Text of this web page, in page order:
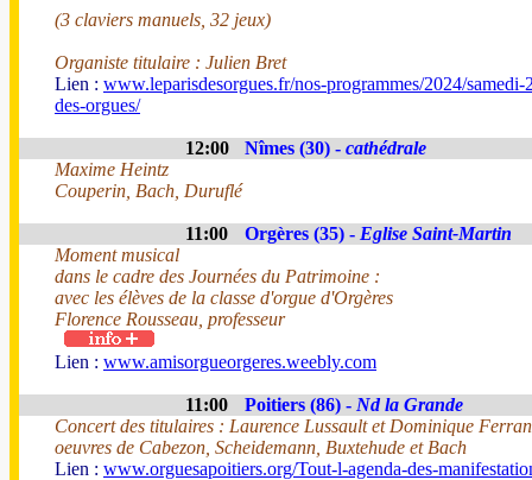
(3 claviers manuels, 32 jeux)
Organiste titulaire : Julien Bret
Lien : www.leparisdesorgues.fr/nos-programmes/2024/samedi-
des-orgues/
12:00 Nîmes (30) - cathédrale
Maxime Heintz
Couperin, Bach, Duruflé
11:00 Orgères (35) - Eglise Saint-Martin
Moment musical
dans le cadre des Journées du Patrimoine :
avec les élèves de la classe d'orgue d'Orgères
Florence Rousseau, professeur
Lien : www.amisorgueorgeres.weebly.com
11:00 Poitiers (86) - Nd la Grande
Concert des titulaires : Laurence Lussault et Dominique Ferran
oeuvres de Cabezon, Scheidemann, Buxtehude et Bach
Lien : www.orguesapoitiers.org/Tout-l-agenda-des-